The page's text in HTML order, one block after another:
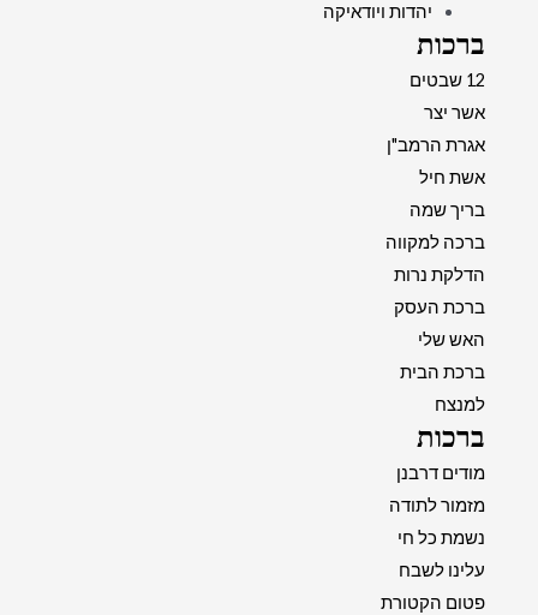
יהדות ויודאיקה
ברכות
12 שבטים
אשר יצר
אגרת הרמב"ן
אשת חיל
בריך שמה
ברכה למקווה
הדלקת נרות
ברכת העסק
האש שלי
ברכת הבית
למנצח
ברכות
מודים דרבנן
מזמור לתודה
נשמת כל חי
עלינו לשבח
פטום הקטורת